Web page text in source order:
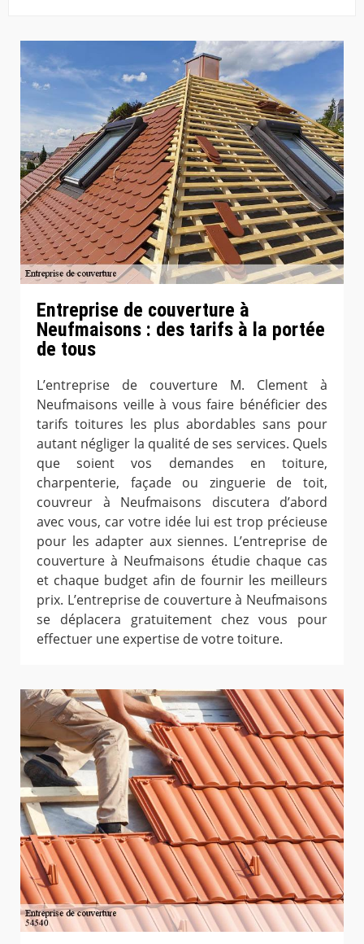
Entreprise de couverture à
Neufmaisons : des tarifs à la portée
de tous
L’entreprise de couverture M. Clement à
Neufmaisons veille à vous faire bénéficier des
tarifs toitures les plus abordables sans pour
autant négliger la qualité de ses services. Quels
que soient vos demandes en toiture,
charpenterie, façade ou zinguerie de toit,
couvreur à Neufmaisons discutera d’abord
avec vous, car votre idée lui est trop précieuse
pour les adapter aux siennes. L’entreprise de
couverture à Neufmaisons étudie chaque cas
et chaque budget afin de fournir les meilleurs
prix. L’entreprise de couverture à Neufmaisons
se déplacera gratuitement chez vous pour
effectuer une expertise de votre toiture.